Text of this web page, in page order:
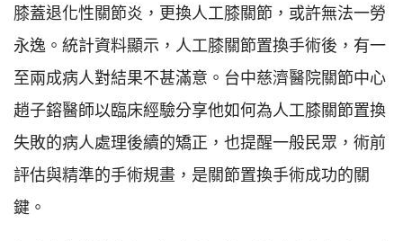
膝蓋退化性關節炎，更換人工膝關節，或許無法一勞
永逸。統計資料顯示，人工膝關節置換手術後，有一
至兩成病人對結果不甚滿意。台中慈濟醫院關節中心
趙子鎔醫師以臨床經驗分享他如何為人工膝關節置換
失敗的病人處理後續的矯正，也提醒一般民眾，術前
評估與精準的手術規畫，是關節置換手術成功的關
鍵。